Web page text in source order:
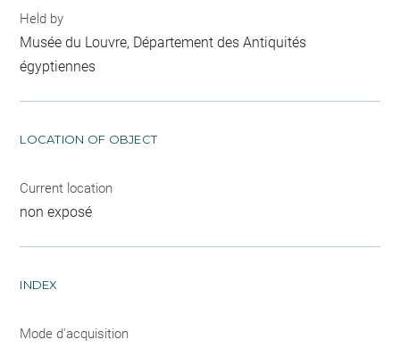
Held by
Musée du Louvre, Département des Antiquités
égyptiennes
LOCATION OF OBJECT
Current location
non exposé
INDEX
Mode d'acquisition